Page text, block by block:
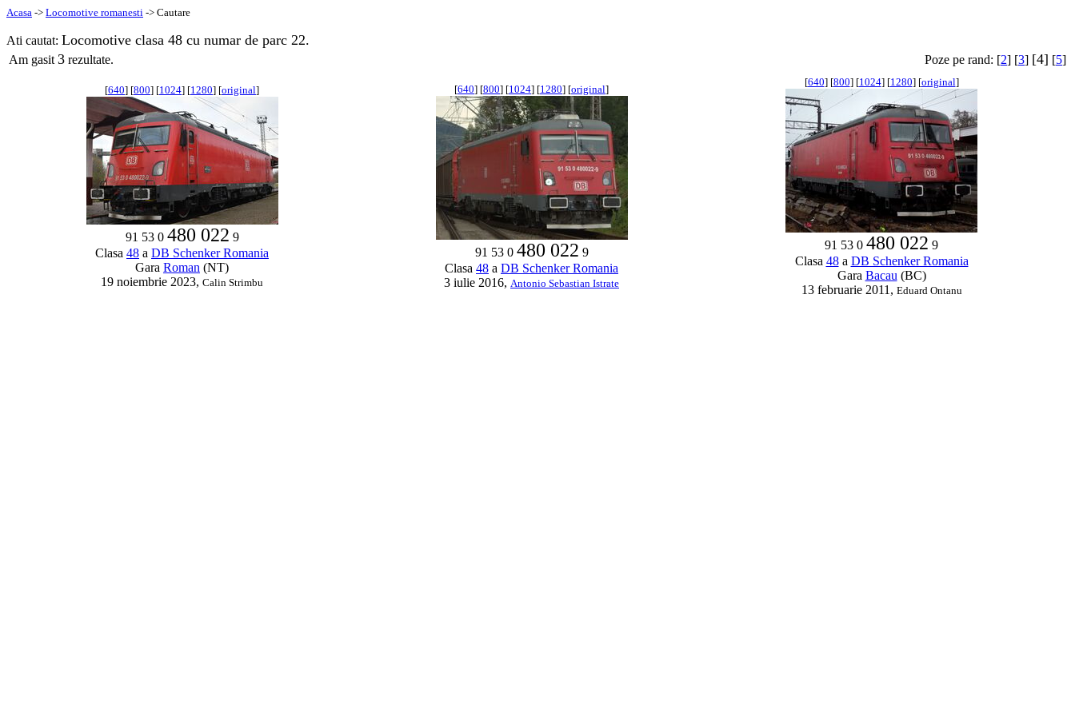
Acasa -> Locomotive romanesti -> Cautare
Ati cautat: Locomotive clasa 48 cu numar de parc 22.
Am gasit 3 rezultate. Poze pe rand: [2] [3] [4] [5]
[640] [800] [1024] [1280] [original]
91 53 0 480 022 9
Clasa 48 a DB Schenker Romania
Gara Roman (NT)
19 noiembrie 2023, Calin Strimbu
[640] [800] [1024] [1280] [original]
91 53 0 480 022 9
Clasa 48 a DB Schenker Romania
3 iulie 2016, Antonio Sebastian Istrate
[640] [800] [1024] [1280] [original]
91 53 0 480 022 9
Clasa 48a DB Schenker Romania
Gara Bacau (BC)
13 februarie 2011, Eduard Ontanu